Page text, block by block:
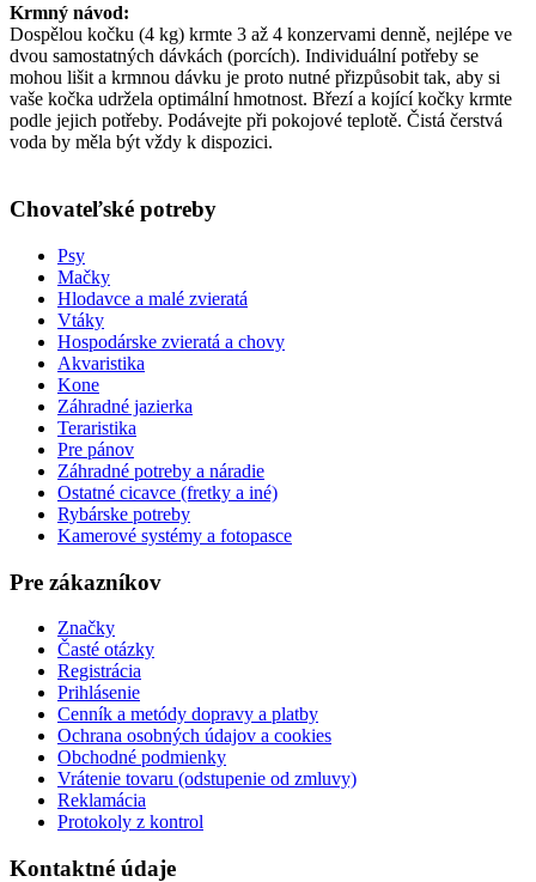
Krmný návod:
Dospělou kočku (4 kg) krmte 3 až 4 konzervami denně, nejlépe ve
dvou samostatných dávkách (porcích). Individuální potřeby se
mohou lišit a krmnou dávku je proto nutné přizpůsobit tak, aby si
vaše kočka udržela optimální hmotnost. Březí a kojící kočky krmte
podle jejich potřeby. Podávejte při pokojové teplotě. Čistá čerstvá
voda by měla být vždy k dispozici.
Chovateľské potreby
Psy
Mačky
Hlodavce a malé zvieratá
Vtáky
Hospodárske zvieratá a chovy
Akvaristika
Kone
Záhradné jazierka
Teraristika
Pre pánov
Záhradné potreby a náradie
Ostatné cicavce (fretky a iné)
Rybárske potreby
Kamerové systémy a fotopasce
Pre zákazníkov
Značky
Časté otázky
Registrácia
Prihlásenie
Cenník a metódy dopravy a platby
Ochrana osobných údajov a cookies
Obchodné podmienky
Vrátenie tovaru (odstupenie od zmluvy)
Reklamácia
Protokoly z kontrol
Kontaktné údaje